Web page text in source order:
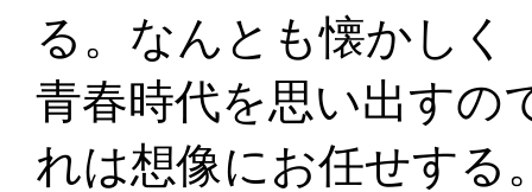
る。なんとも懐かしく
青春時代を思い出すの
れは想像にお任せする